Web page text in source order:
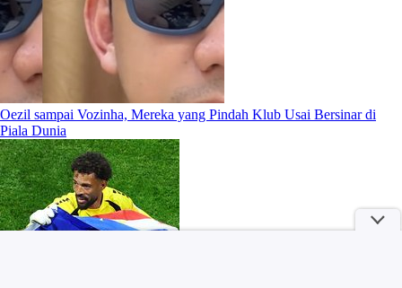
Oezil sampai Vozinha, Mereka yang Pindah Klub Usai Bersinar di
Piala Dunia